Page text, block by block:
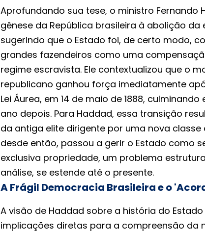
Aprofundando sua tese, o ministro Fernando
gênese da República brasileira à abolição da
sugerindo que o Estado foi, de certo modo,
grandes fazendeiros como uma
regime escravista. Ele contextualizou que o
republicano ganhou força imediatamente
Lei Áurea, em 14 de maio de 1888,
ano depois. Para Haddad, essa transição
da antiga elite dirigente por uma nova classe
desde então, passou a gerir o Estado como
exclusiva propriedade, um problema
análise, se estende até o presente.
A Frágil Democracia Brasileira e o
A visão de Haddad sobre a história do
implicações diretas para a compreensão da